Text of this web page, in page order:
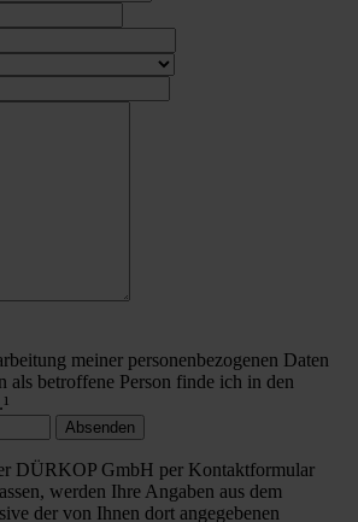
meiner personenbezogenen Daten
als betroffene Person finde ich in den
.¹
Absenden
DÜRKOP GmbH per Kontaktformular
werden Ihre Angaben aus dem
der von Ihnen dort angegebenen